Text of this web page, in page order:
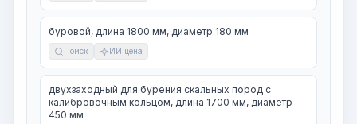
буровой, длина 1800 мм, диаметр 180 мм
Поиск ИИ цена
двухзаходный для бурения скальных пород с
калибровочным кольцом, длина 1700 мм, диаметр
450 мм